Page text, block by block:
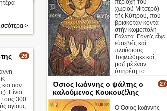
Όσιος Ιωάννης ο
Λαμπαδιστής
περιοχὴ τοῦ
χωριοῦ Μιτσερό)
τῆς Κύπρου, ποὺ
βρισκόταν κοντὰ
στὴν κωμόπολη
Γαλάτα. Γονεῖς εἶχε
εὐσεβεῖς καὶ
πλούσιους.
Τυφλώθηκε καί,
μαζὶ μὲ ἕναν
ὑπηρέτη το ...
Απολυτίκιο
>
26
και σαν
Είναι
τους 300
αγίους
27
Όσιος Ιωάννης ο ψάλτης ο
καλούμενος Κουκουζέλης
Ο Όσιος Ιωάννης